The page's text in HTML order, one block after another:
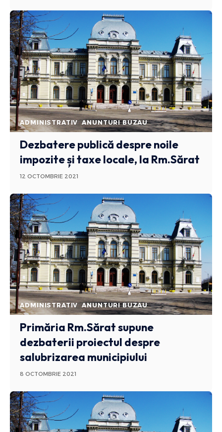
ADMINISTRATIV ANUNTURI BUZAU
Dezbatere publică despre noile
impozite și taxe locale, la Rm.Sărat
12 OCTOMBRIE 2021
ADMINISTRATIV ANUNTURI BUZAU
Primăria Rm.Sărat supune
dezbaterii proiectul despre
salubrizarea municipiului
8 OCTOMBRIE 2021